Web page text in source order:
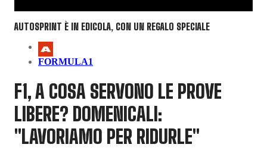
AUTOSPRINT È IN EDICOLA, CON UN REGALO SPECIALE
FORMULA1
F1, A COSA SERVONO LE PROVE
LIBERE? DOMENICALI:
"LAVORIAMO PER RIDURLE"